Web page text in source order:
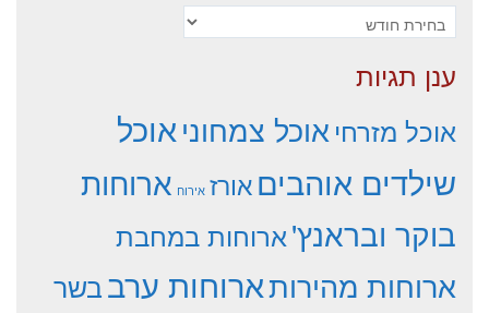
ארכיונים
ענן תגיות
אוכל מזרחיאוכל צמחוניאוכל
שילדים אוהביםאורז אירוח ארוחות
בוקר ובראנץ'ארוחות במחבת
ארוחות מהירותארוחות ערבבשר